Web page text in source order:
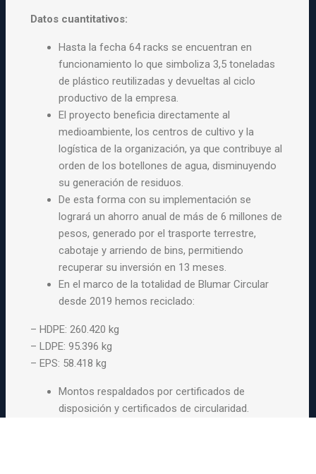
Datos cuantitativos:
Hasta la fecha 64 racks se encuentran en
funcionamiento lo que simboliza 3,5 toneladas
de plástico reutilizadas y devueltas al ciclo
productivo de la empresa.
El proyecto beneficia directamente al
medioambiente, los centros de cultivo y la
logística de la organización, ya que contribuye al
orden de los botellones de agua, disminuyendo
su generación de residuos.
De esta forma con su implementación se
logrará un ahorro anual de más de 6 millones de
pesos, generado por el trasporte terrestre,
cabotaje y arriendo de bins, permitiendo
recuperar su inversión en 13 meses.
En el marco de la totalidad de Blumar Circular
desde 2019 hemos reciclado:
– HDPE: 260.420 kg
– LDPE: 95.396 kg
– EPS: 58.418 kg
Montos respaldados por certificados de
disposición y certificados de circularidad.